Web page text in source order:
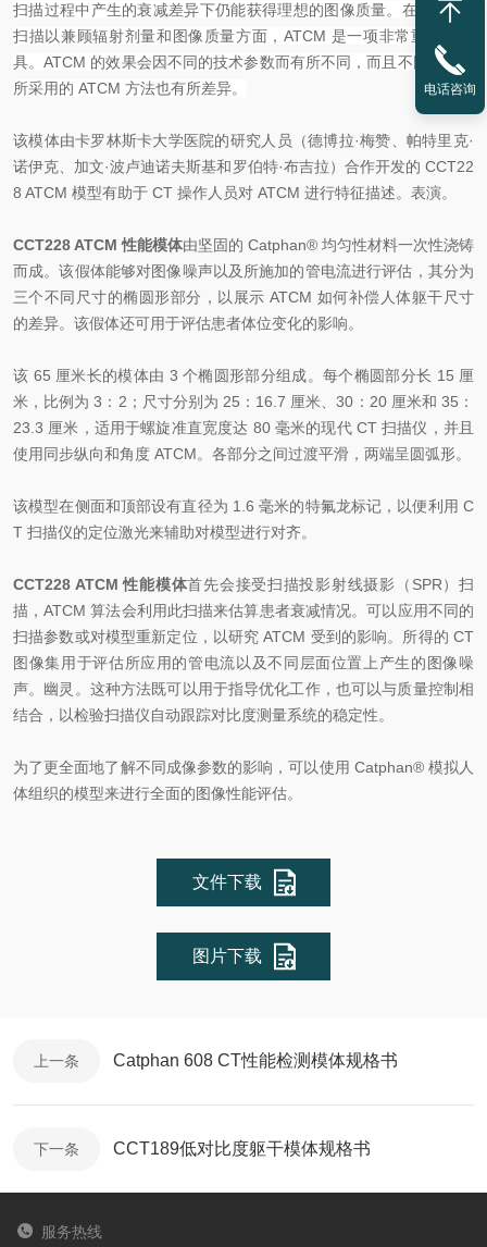
扫描过程中产生的衰减差异下仍能获得理想的图像质量。在优化 CT
扫描以兼顾辐射剂量和图像质量方面，ATCM 是一项非常重要的工
具。ATCM 的效果会因不同的技术参数而有所不同，而且不同制造商
所采用的 ATCM 方法也有所差异。
该模体由卡罗林斯卡大学医院的研究人员（德博拉·梅赞、帕特里克·
诺伊克、加文·波卢迪诺夫斯基和罗伯特·布吉拉）合作开发的 CCT22
8 ATCM 模型有助于 CT 操作人员对 ATCM 进行特征描述。表演。
CCT228 ATCM 性能模体由坚固的 Catphan® 均匀性材料一次性浇铸
而成。该假体能够对图像噪声以及所施加的管电流进行评估，其分为
三个不同尺寸的椭圆形部分，以展示 ATCM 如何补偿人体躯干尺寸
的差异。该假体还可用于评估患者体位变化的影响。
该 65 厘米长的模体由 3 个椭圆形部分组成。每个椭圆部分长 15 厘
米，比例为 3：2；尺寸分别为 25：16.7 厘米、30：20 厘米和 35：
23.3 厘米，适用于螺旋准直宽度达 80 毫米的现代 CT 扫描仪，并且
使用同步纵向和角度 ATCM。各部分之间过渡平滑，两端呈圆弧形。
该模型在侧面和顶部设有直径为 1.6 毫米的特氟龙标记，以便利用 C
T 扫描仪的定位激光来辅助对模型进行对齐。
CCT228 ATCM 性能模体首先会接受扫描投影射线摄影（SPR）扫
描，ATCM 算法会利用此扫描来估算患者衰减情况。可以应用不同的
扫描参数或对模型重新定位，以研究 ATCM 受到的影响。所得的 CT
图像集用于评估所应用的管电流以及不同层面位置上产生的图像噪
声。幽灵。这种方法既可以用于指导优化工作，也可以与质量控制相
结合，以检验扫描仪自动跟踪对比度测量系统的稳定性。
为了更全面地了解不同成像参数的影响，可以使用 Catphan® 模拟人
体组织的模型来进行全面的图像性能评估。
文件下载
图片下载
上一条 Catphan 608 CT性能检测模体规格书
下一条 CCT189低对比度躯干模体规格书
服务热线
电话咨询